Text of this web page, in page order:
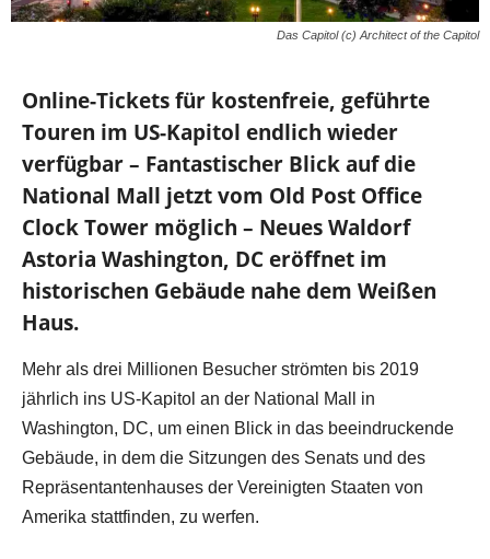
Das Capitol (c) Architect of the Capitol
Online-Tickets für kostenfreie, geführte
Touren im US-Kapitol endlich wieder
verfügbar – Fantastischer Blick auf die
National Mall jetzt vom Old Post Office
Clock Tower möglich – Neues Waldorf
Astoria Washington, DC eröffnet im
historischen Gebäude nahe dem Weißen
Haus.
Mehr als drei Millionen Besucher strömten bis 2019
jährlich ins US-Kapitol an der National Mall in
Washington, DC, um einen Blick in das beeindruckende
Gebäude, in dem die Sitzungen des Senats und des
Repräsentantenhauses der Vereinigten Staaten von
Amerika stattfinden, zu werfen.